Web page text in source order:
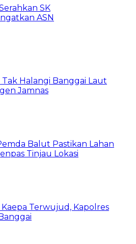
SK
ASN
Tak Halangi Banggai Laut
Jamnas
Balut Pastikan Lahan
Tinjau Lokasi
Terwujud, Kapolres